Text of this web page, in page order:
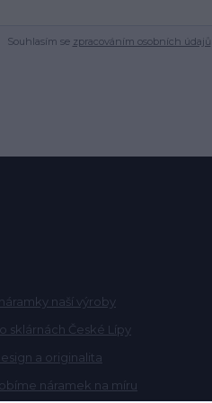
Souhlasím se zpracováním osobních údajů
naší výroby
sklárnách České Lípy
a originalita
náramek na míru